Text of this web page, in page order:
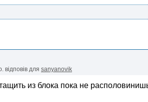
відповів для sanyanovik
из блока пока не